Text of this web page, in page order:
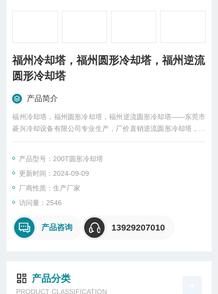
福州冷却塔，福州圆形冷却塔，福州逆流
圆形冷却塔
产品简介
福州冷却塔，福州圆形冷却塔，福州逆流圆形冷却塔——东莞市
菱兴冷却设备有限公司专业生产，厂价直销逆流圆形冷却塔，现
场组装调试。全国联保。
产品型号：200T圆形冷却塔
更新时间：2024-09-09
厂商性质：生产厂家
访问量：2546
产品咨询 13929207010
产品分类
PRODUCT CLASSIFICATION